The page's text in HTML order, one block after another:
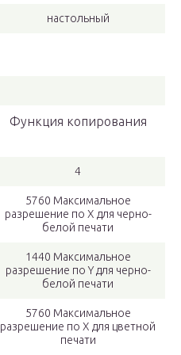
настольный
Функция копирования
4
5760 Максимальное
разрешение по Х для черно-
белой печати
1440 Максимальное
разрешение по Y для черно-
белой печати
5760 Максимальное
разрешение по Х для цветной
печати